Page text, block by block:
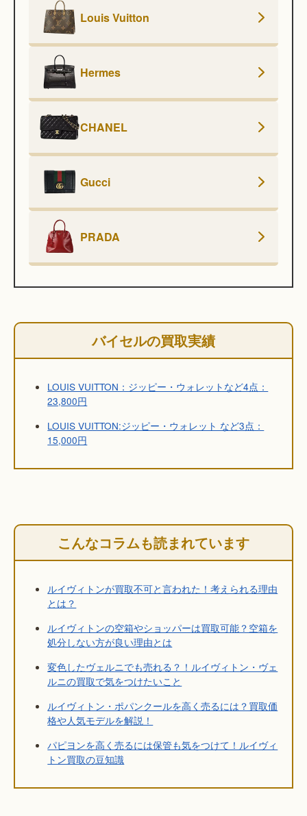
Louis Vuitton
Hermes
CHANEL
Gucci
PRADA
バイセルの買取実績
LOUIS VUITTON：ジッピー・ウォレットなど4点：
23,800円
LOUIS VUITTON:ジッピー・ウォレット など3点：
15,000円
こんなコラムも読まれています
ルイヴィトンが買取不可と言われた！考えられる理由
とは？
ルイヴィトンの空箱やショッパーは買取可能？空箱を
処分しない方が良い理由とは
変色したヴェルニでも売れる？！ルイヴィトン・ヴェ
ルニの買取で気をつけたいこと
ルイヴィトン・ポパンクールを高く売るには？買取価
格や人気モデルを解説！
パピヨンを高く売るには保管も気をつけて！ルイヴィ
トン買取の豆知識